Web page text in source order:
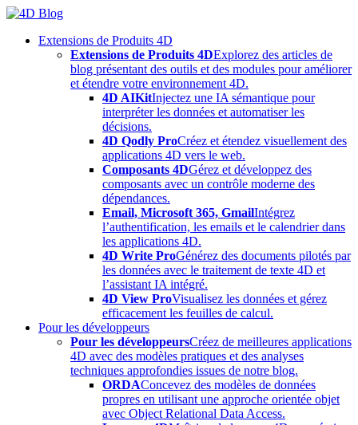
Skip
contentExtensions de Produits 4D
Extensions de Produits 4DExplorez des articles de
blog présentant des outils et des modules pour améliorer
et étendre votre environnement 4D.
4D AIKitInjectez une IA sémantique pour
interpréter les données et automatiser les
décisions.
4D Qodly ProCréez et étendez visuellement des
applications 4D vers le web.
Composants 4DGérez et développez des
composants avec un contrôle moderne des
dépendances.
Email, Microsoft 365, GmailIntégrez
l’authentification, les emails et le calendrier dans
les applications 4D.
4D Write ProGénérez des documents pilotés par
les données avec le traitement de texte 4D et
l’assistant IA intégré.
4D View ProVisualisez les données et gérez
efficacement les feuilles de calcul.
Pour les développeurs
Pour les développeursCréez de meilleures applications
4D avec des modèles pratiques et des analyses
techniques approfondies issues de notre blog.
ORDAConcevez des modèles de données
propres en utilisant une approche orientée objet
avec Object Relational Data Access.